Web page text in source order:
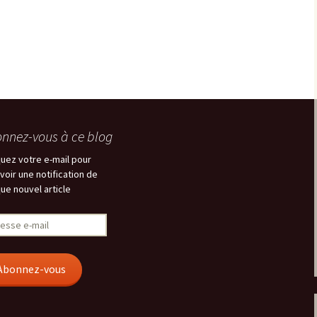
vous à ce blog
votre e-mail pour
une notification de
nouvel article
vous